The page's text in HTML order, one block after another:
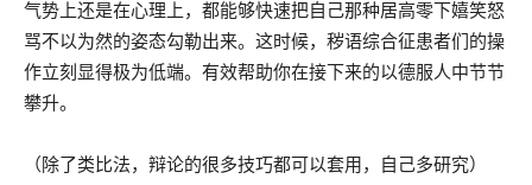
气势上还是在心理上，都能够快速把自己那种居高零下嬉笑怒
骂不以为然的姿态勾勒出来。这时候，秽语综合征患者们的操
作立刻显得极为低端。有效帮助你在接下来的以德服人中节节
攀升。
（除了类比法，辩论的很多技巧都可以套用，自己多研究）